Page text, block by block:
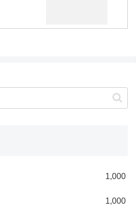
1,000
1,000